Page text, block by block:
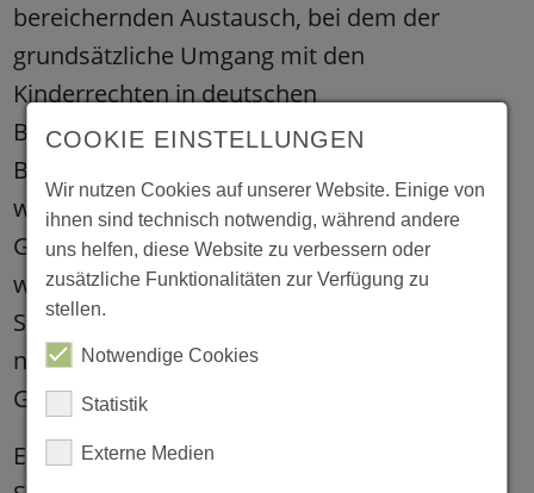
bereichernden Austausch, bei dem der
grundsätzliche Umgang mit den
Kinderrechten in deutschen
Bildungseinrichtungen, bzw. im deutschen
Bildungssystem auch kritisch beleuchtet
wurde. Die Verankerung der Kinderrechte im
Grundgesetz werde in der Politik immer
wieder thematisiert – in Sachen Ausbau und
Selbstverständlichkeit in der Praxis sei aber
noch „viel Luft nach oben“, war sich die
Gruppe einig.
Ein Rundgang durch die Kita ermöglichte den
COOKIE EINSTELLUNGEN
Wir nutzen Cookies auf unserer Website. Einige von
ihnen sind technisch notwendig, während andere
uns helfen, diese Website zu verbessern oder
zusätzliche Funktionalitäten zur Verfügung zu
stellen.
Notwendige Cookies
Statistik
Externe Medien